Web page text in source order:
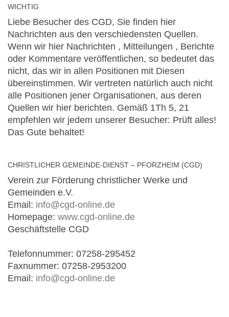
WICHTIG
Liebe Besucher des CGD, Sie finden hier
Nachrichten aus den verschiedensten Quellen.
Wenn wir hier Nachrichten , Mitteilungen , Berichte
oder Kommentare veröffentlichen, so bedeutet das
nicht, das wir in allen Positionen mit Diesen
übereinstimmen. Wir vertreten natürlich auch nicht
alle Positionen jener Organisationen, aus deren
Quellen wir hier berichten. Gemäß 1Th 5, 21
empfehlen wir jedem unserer Besucher: Prüft alles!
Das Gute behaltet!
CHRISTLICHER GEMEINDE-DIENST – PFORZHEIM (CGD)
Verein zur Förderung christlicher Werke und
Gemeinden e.V.
Email: info@cgd-online.de
Homepage: www.cgd-online.de
Geschäftstelle CGD
Telefonnummer: 07258-295452
Faxnummer: 07258-2953200
Email: info@cgd-online.de